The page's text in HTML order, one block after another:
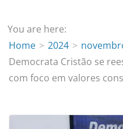
You are here:
Home
2024
Democrata Cristão se
com foco em valores